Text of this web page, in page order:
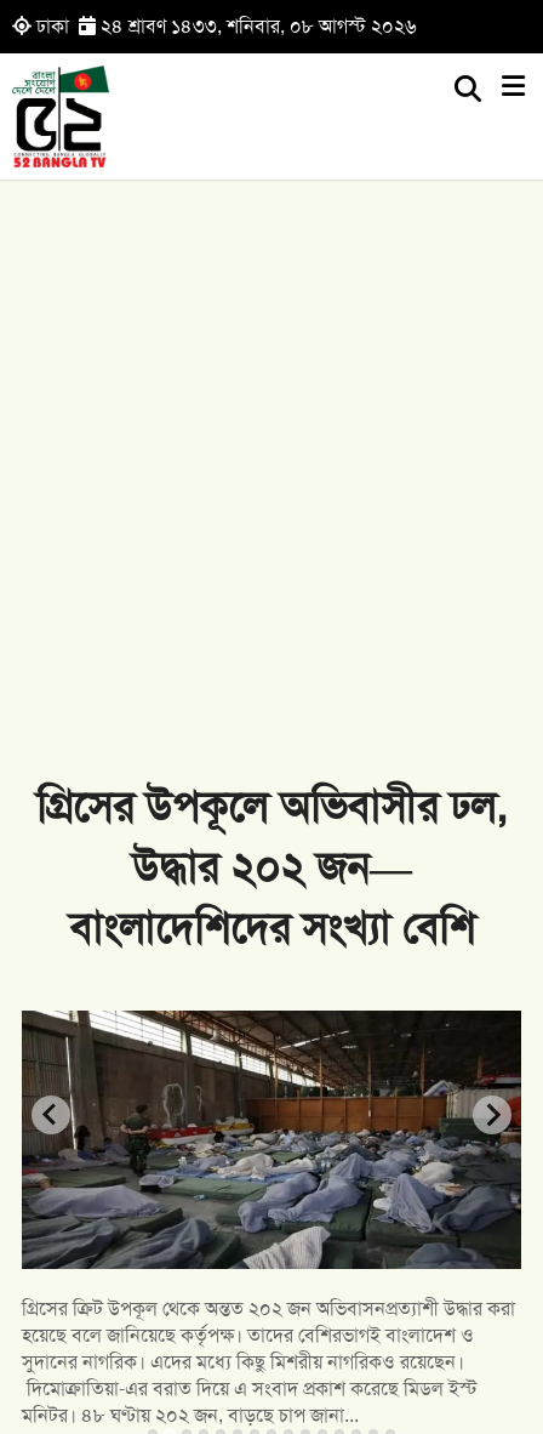
ঢাকা ২৪ শ্রাবণ ১৪৩৩, শনিবার, ০৮ আগস্ট ২০২৬
গ্রিসের উপকূলে অভিবাসীর ঢল,
উদ্ধার ২০২ জন—
বাংলাদেশিদের সংখ্যা বেশি
গ্রিসের ক্রিট উপকূল থেকে অন্তত ২০২ জন অভিবাসনপ্রত্যাশী উদ্ধার করা
হয়েছে বলে জানিয়েছে কর্তৃপক্ষ। তাদের বেশিরভাগই বাংলাদেশ ও
সুদানের নাগরিক। এদের মধ্যে কিছু মিশরীয় নাগরিকও রয়েছেন।
দিমোক্রাতিয়া-এর বরাত দিয়ে এ সংবাদ প্রকাশ করেছে মিডল ইস্ট
মনিটর। ৪৮ ঘণ্টায় ২০২ জন, বাড়ছে চাপ জানা...